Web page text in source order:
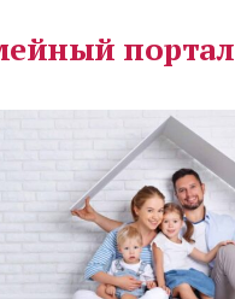
портал